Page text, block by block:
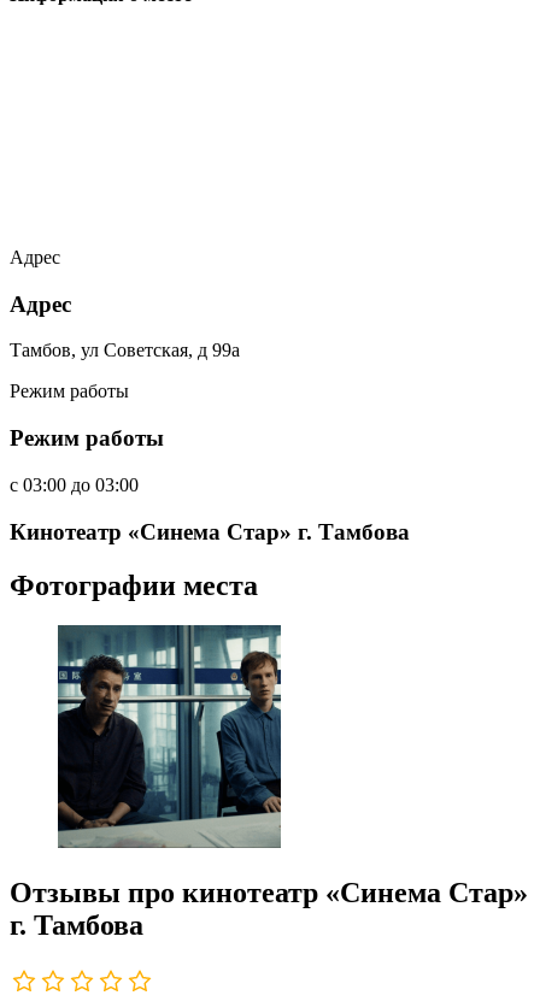
Адрес
Адрес
Тамбов, ул Советская, д 99а
Режим работы
Режим работы
c 03:00 до 03:00
Кинотеатр «Синема Стар» г. Тамбова
Фотографии места
Отзывы про кинотеатр «Синема Стар»
г. Тамбова